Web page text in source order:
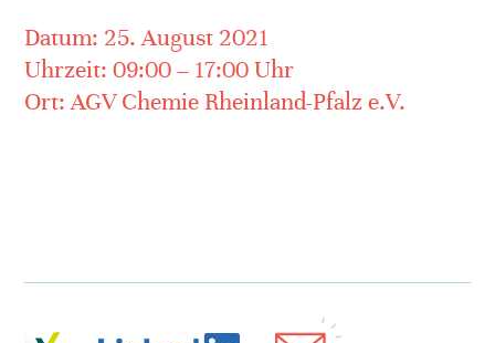
Datum: 25. August 2021
Uhrzeit: 09:00 – 17:00 Uhr
Ort: AGV Chemie Rheinland-Pfalz e.V.